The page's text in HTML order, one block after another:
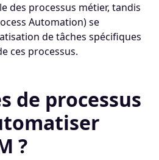
des processus métier, tandis
Automation) se
de tâches spécifiques
ces processus.
de processus
?